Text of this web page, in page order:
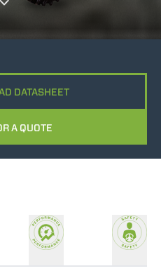
DATASHEET
A QUOTE